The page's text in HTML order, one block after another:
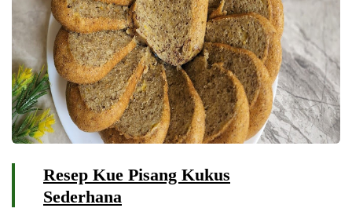
Resep Kue Pisang Kukus
Sederhana